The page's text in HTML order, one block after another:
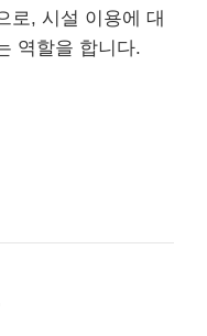
로, 시설 이용에 대
역할을 합니다.